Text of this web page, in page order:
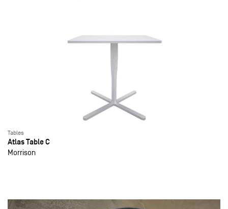
Tables
Atlas Table C
Morrison